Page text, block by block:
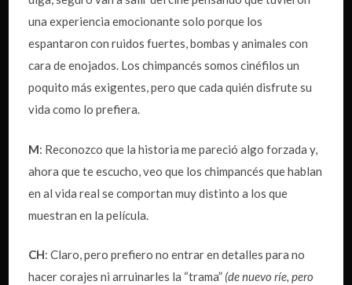
una experiencia emocionante solo porque los
espantaron con ruidos fuertes, bombas y animales con
cara de enojados. Los chimpancés somos cinéfilos un
poquito más exigentes, pero que cada quién disfrute su
vida como lo prefiera.
M: Reconozco que la historia me pareció algo forzada y,
ahora que te escucho, veo que los chimpancés que hablan
en al vida real se comportan muy distinto a los que
muestran en la película.
CH: Claro, pero prefiero no entrar en detalles para no
hacer corajes ni arruinarles la “trama” (de nuevo ríe, pero